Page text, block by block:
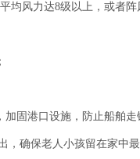
风力达8级以上，或者阵
固港口设施，防止船舶走
确保老人小孩留在家中